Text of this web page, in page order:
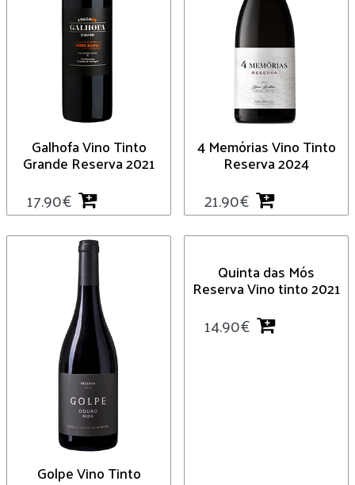
Galhofa Vino Tinto
Grande Reserva 2021
17.90€
4 Memórias Vino Tinto
Reserva 2024
21.90€
Golpe Vino Tinto
Quinta das Mós
Reserva Vino tinto 2021
14.90€